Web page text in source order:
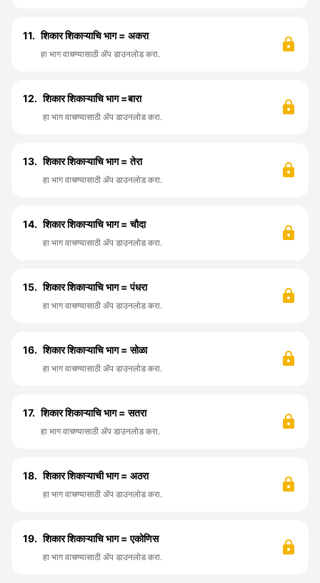
11. शिकार शिकाऱ्याचि भाग = अकरा
हा भाग वाचण्यासाठी ॲप डाउनलोड करा.
12. शिकार शिकाऱ्याचि भाग =बारा
हा भाग वाचण्यासाठी ॲप डाउनलोड करा.
13. शिकार शिकाऱ्याचि भाग = तेरा
हा भाग वाचण्यासाठी ॲप डाउनलोड करा.
14. शिकार शिकाऱ्याचि भाग = चौदा
हा भाग वाचण्यासाठी ॲप डाउनलोड करा.
15. शिकार शिकाऱ्याचि भाग = पंधरा
हा भाग वाचण्यासाठी ॲप डाउनलोड करा.
16. शिकार शिकाऱ्याचि भाग = सोळा
हा भाग वाचण्यासाठी ॲप डाउनलोड करा.
17. शिकार शिकाऱ्याचि भाग = सतरा
हा भाग वाचण्यासाठी ॲप डाउनलोड करा.
18. शिकार शिकाऱ्याची भाग = अठरा
हा भाग वाचण्यासाठी ॲप डाउनलोड करा.
19. शिकार शिकाऱ्याचि भाग = एकोणिस
हा भाग वाचण्यासाठी ॲप डाउनलोड करा.